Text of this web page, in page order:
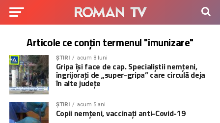
Articole ce conțin termenul "imunizare"
ȘTIRI acum 8 luni
Gripa își face de cap. Specialiștii nemțeni,
îngrijorați de „super-gripa” care circulă deja
în alte județe
ȘTIRI acum 5 ani
Copii nemțeni, vaccinați anti-Covid-19